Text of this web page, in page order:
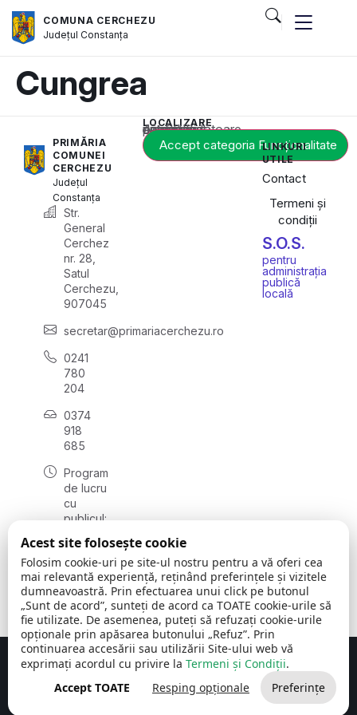
COMUNA CERCHEZU
JudețulConstanța
Cungrea
PRIMĂRIA
COMUNEI
CERCHEZU
Județul
Constanța
Str.
General
Cerchez
nr. 28,
Satul
Cerchezu,
907045
secretar@primariacerchezu.ro
0241
780
204
0374
918
685
Program
de lucru
cu
publicul:
08:00 -
16:30
, vineri:
08:00 -
14:00
LOCALIZARE
Acest conținut este blocat până când acceptați categoria corespunzătoare de cookie-uri.
Accept categoria Funcționalitate
LINKURI
UTILE
Contact
Termeni și
condiții
S.O.S.
pentru
administrația
publică
locală
Comuna Cerchezu © 2026Toate drepturile rezervate
Concept realizat de Big Media Relații Publice SRL
Acest site folosește cookie
Folosim cookie-uri pe site-ul nostru pentru a vă oferi cea
mai relevantă experiență, reținând preferințele și vizitele
dumneavoastră. Prin efectuarea unui click pe butonul
„Sunt de acord”, sunteți de acord ca TOATE cookie-urile să
fie utilizate. De asemenea, puteți să refuzați cookie-urile
opționale prin apăsarea butonului „Refuz”. Prin
continuarea accesării sau utilizării Site-ului web vă
exprimați acordul cu privire la Termeni și Condiții.
Accept TOATE
Resping opționale Preferințe